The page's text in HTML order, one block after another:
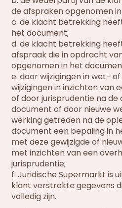
de afspraken opgenomen
c. de klacht betrekking
het document;
d. de klacht betrekking
afspraak die in opdracht
opgenomen in het
e. door wijzigingen in wet-
wijzigingen in inzichten van
of door jurisprudentie na
document of door nieuwe
werking getreden na de
document een bepaling in
met deze gewijzigde of
met inzichten van een
jurisprudentie;
f. Juridische Supermarkt is
klant verstrekte gegevens
volledig zijn.